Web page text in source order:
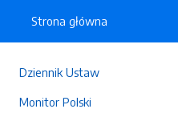
Dziennik Ustaw
Monitor Polski
Strona główna